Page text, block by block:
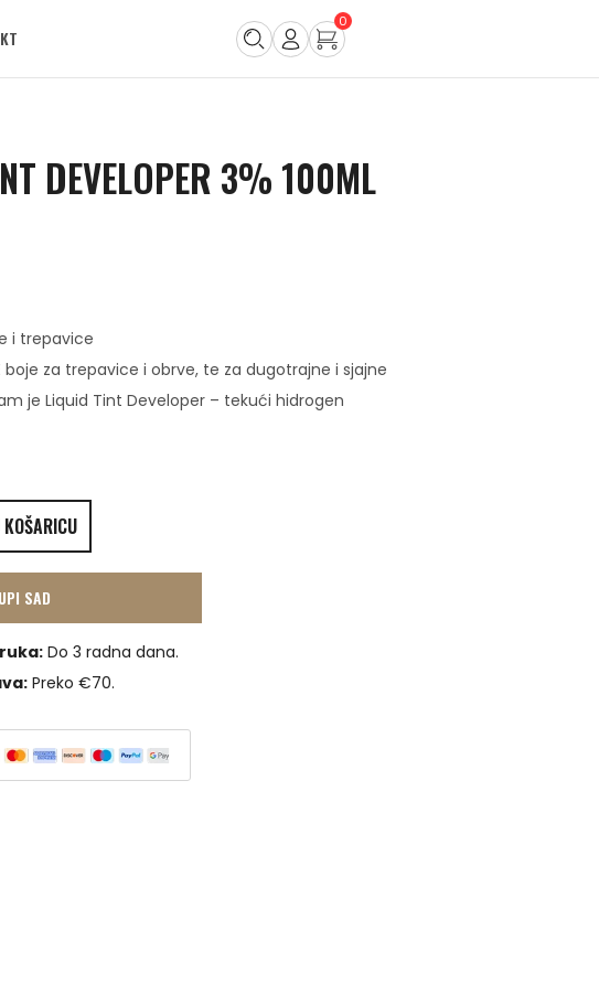
0
DEVELOPER 3% 100ML
i trepavice
boje za trepavice i obrve, te za dugotrajne i sjajne
je Liquid Tint Developer – tekući hidrogen
SAD
Do 3 radna dana.
Preko €70.